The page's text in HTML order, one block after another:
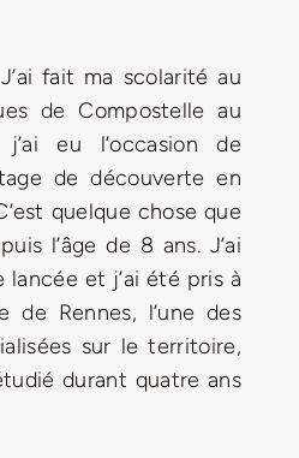
bûche de Noël 2025
J’ai fait ma scolarité au
de Compostelle au
eu l’occasion de
de découverte en
quelque chose que
l’âge de 8 ans. J’ai
et j’ai été pris à
de Rennes, l’une des
sur le territoire,
durant quatre ans